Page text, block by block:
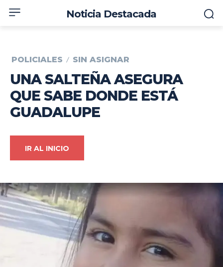
Noticia Destacada
POLICIALES SIN ASIGNAR
UNA SALTEÑA ASEGURA
QUE SABE DONDE ESTÁ
GUADALUPE
IR AL INICIO